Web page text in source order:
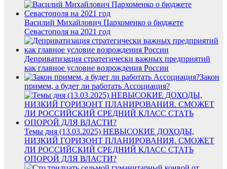
Василий Михайлович Пархоменко о бюджете
Севастополя на 2021 год
Деприватизация стратегически важных предприятий
как главное условие возрождения России
Закон
примем, а будет ли работать Ассоциация?
Темы дня (13.03.2025) НЕВЫСОКИЕ ДОХОДЫ,
НИЗКИЙ ГОРИЗОНТ ПЛАНИРОВАНИЯ. СМОЖЕТ
ЛИ РОССИЙСКИЙ СРЕДНИЙ КЛАСС СТАТЬ
ОПОРОЙ ДЛЯ ВЛАСТИ?